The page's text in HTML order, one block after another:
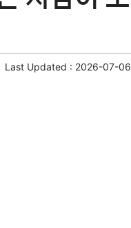
Last Updated : 2026-07-06